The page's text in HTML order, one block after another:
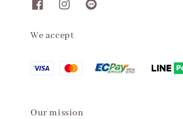
We accept
Our mission